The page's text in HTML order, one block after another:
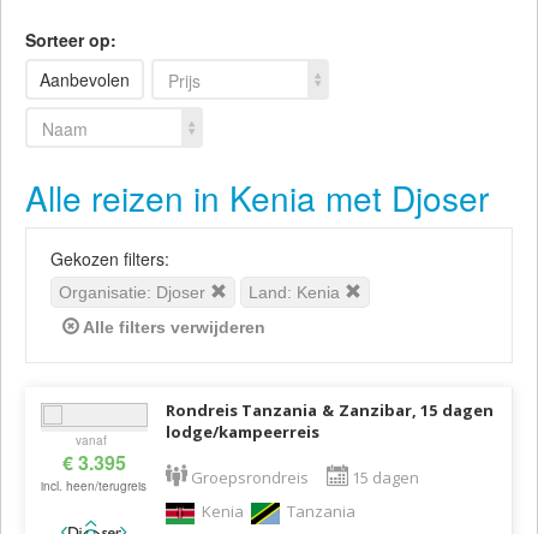
Sorteer op:
Aanbevolen
Prijs
Naam
Alle reizen in Kenia met Djoser
Gekozen filters:
Organisatie: Djoser
Land: Kenia
Alle filters verwijderen
vanaf
€ 3.395
incl. heen/terugreis
Rondreis Tanzania & Zanzibar, 15 dagen
lodge/kampeerreis
Groepsrondreis
15 dagen
Kenia
Tanzania